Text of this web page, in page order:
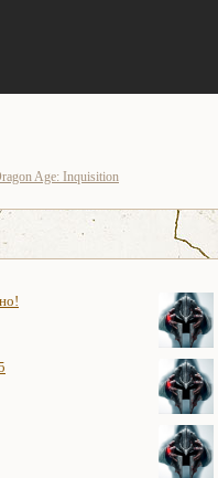
Age: Inquisition